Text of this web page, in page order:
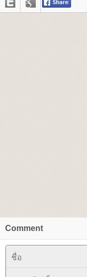
Comment